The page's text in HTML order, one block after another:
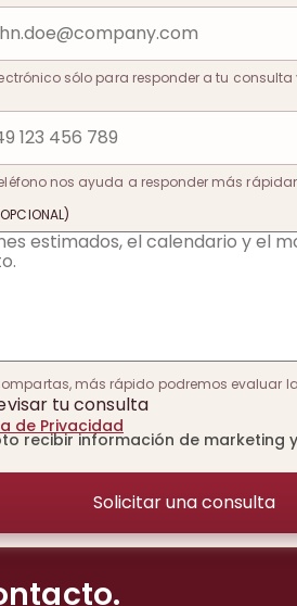
sólo para responder a tu
nos ayuda a responder más
más rápido podremos evaluar
tu consulta
de Privacidad
recibir información de marketing